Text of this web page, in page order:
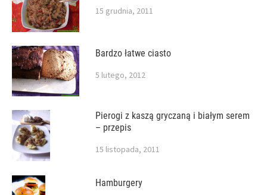
15 grudnia, 2011
Bardzo łatwe ciasto
5 lutego, 2012
Pierogi z kaszą gryczaną i białym serem
– przepis
15 listopada, 2011
Hamburgery